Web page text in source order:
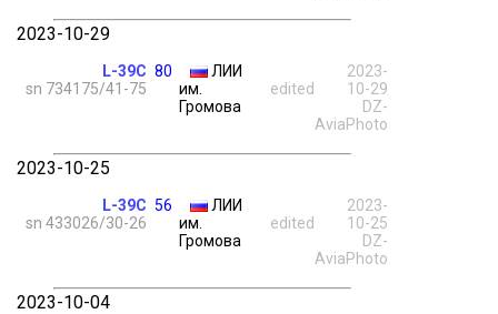
2023-10-29
L-39C
sn 734175/41-75
80
ЛИИ
им.
Громова
edited
2023-
10-29
DZ-
AviaPhoto
2023-10-25
L-39C
sn 433026/30-26
56
ЛИИ
им.
Громова
edited
2023-
10-25
DZ-
AviaPhoto
2023-10-04